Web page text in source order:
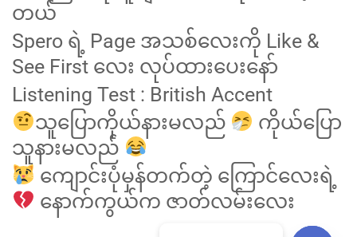
တယ်
Spero ရဲ့ Page အသစ်လေးကို Like &
See First လေး လုပ်ထားပေးနော်
Listening Test : British Accent
သူပြောကိုယ်နားမလည်
ကိုယ်ပြော
သူနားမလည်
ကျောင်းပုံမှန်တက်တဲ့ ကြောင်လေးရဲ့
နောက်ကွယ်က ဇာတ်လမ်းလေး